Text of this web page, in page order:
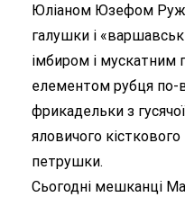
Юліаном Юзефом
галушки і
імбиром і мускатним
елементом рубця по-
фрикадельки з
яловичого кісткового
петрушки.
Сьогодні мешканці